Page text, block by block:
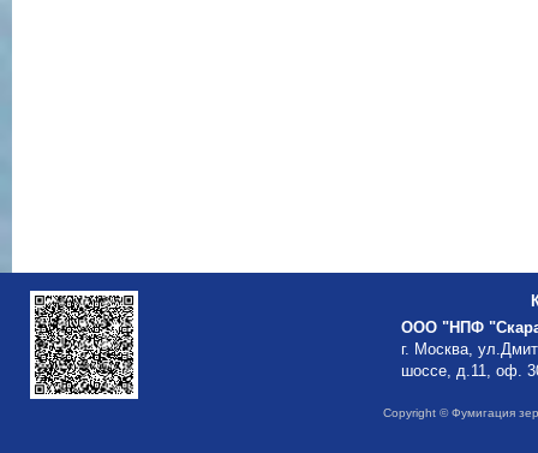
ООО "НПФ
г. Москва,
шоссе, д.11, оф.
Copyright © Фумигация